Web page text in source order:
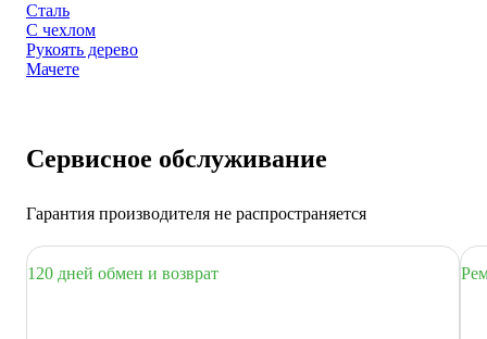
Сталь
С чехлом
Рукоять дерево
Мачете
Сервисное обслуживание
Гарантия производителя не распространяется
120 дней обмен и возврат